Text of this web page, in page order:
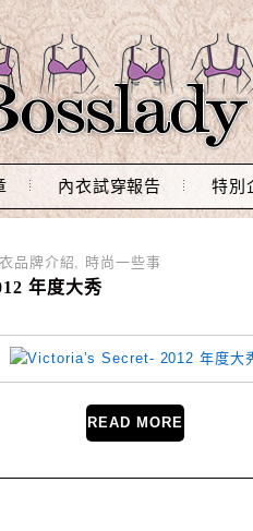
內衣試穿報告 特別
品牌介紹, 時尚一些事
年度大秀
READ MORE